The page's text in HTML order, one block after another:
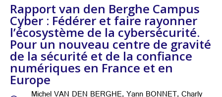
Rapport van den Berghe Campus
Cyber : Fédérer et faire rayonner
l’écosystème de la cybersécurité.
Pour un nouveau centre de gravité
de la sécurité et de la confiance
numériques en France et en
Europe